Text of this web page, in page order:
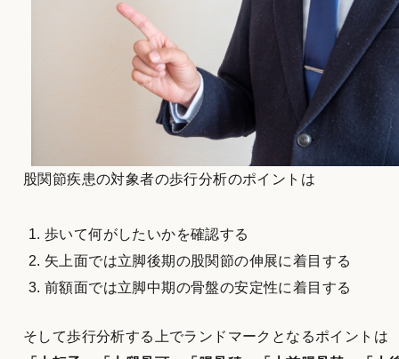
股関節疾患の対象者の歩行分析のポイントは
歩いて何がしたいかを確認する
矢上面では立脚後期の股関節の伸展に着目する
前額面では立脚中期の骨盤の安定性に着目する
そして歩行分析する上でランドマークとなるポイントは